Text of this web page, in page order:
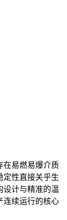
在易燃易爆介质
定性直接关乎生
设计与精准的温
连续运行的核心